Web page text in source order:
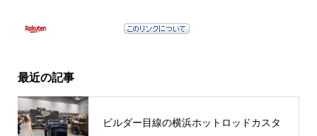
最近の記事
ビルダー目線の横浜ホットロッドカスタ